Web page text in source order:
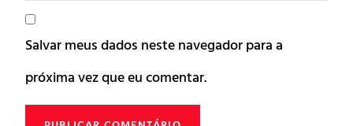
Salvar meus dados neste navegador para a
próxima vez que eu comentar.